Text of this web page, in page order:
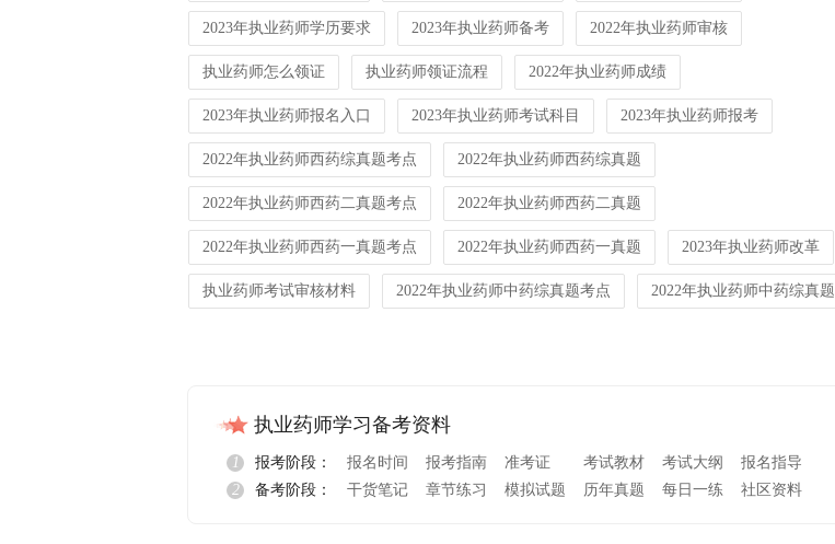
2023年执业药师学历要求 2023年执业药师备考 2022年执业药师审核
执业药师怎么领证 执业药师领证流程 2022年执业药师成绩
2023年执业药师报名入口 2023年执业药师考试科目 2023年执业药师报考
2022年执业药师西药综真题考点 2022年执业药师西药综真题
2022年执业药师西药二真题考点 2022年执业药师西药二真题
2022年执业药师西药一真题考点 2022年执业药师西药一真题 2023年执业药师改革
执业药师考试审核材料 2022年执业药师中药综真题考点 2022年执业药师中药综真题
执业药师学习备考资料
1 报考阶段： 报名时间 报考指南 准考证 考试教材 考试大纲
报名指导
2
备考阶段： 干货笔记 章节练习 模拟试题 历年真题 每日一练 社区资料